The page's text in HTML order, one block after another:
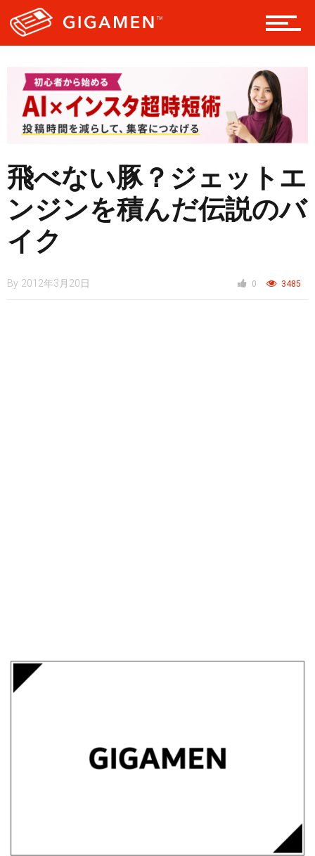
ヘルス・健康
スタイル
仮想通貨
スマートフォン
飛べない豚？ジェットエ
ンジンを積んだ伝説のバ
イク
By 2012年3月20日 0 3485